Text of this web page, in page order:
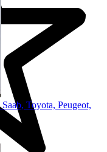
Toyota, Peugeot,